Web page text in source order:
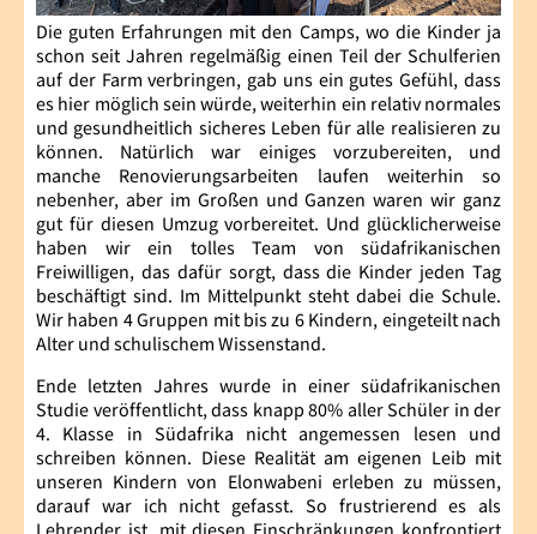
Die guten Erfahrungen mit den Camps, wo die Kinder ja
schon seit Jahren regelmäßig einen Teil der Schulferien
auf der Farm verbringen, gab uns ein gutes Gefühl, dass
es hier möglich sein würde, weiterhin ein relativ normales
und gesundheitlich sicheres Leben für alle realisieren zu
können. Natürlich war einiges vorzubereiten, und
manche Renovierungsarbeiten laufen weiterhin so
nebenher, aber im Großen und Ganzen waren wir ganz
gut für diesen Umzug vorbereitet. Und glücklicherweise
haben wir ein tolles Team von südafrikanischen
Freiwilligen, das dafür sorgt, dass die Kinder jeden Tag
beschäftigt sind. Im Mittelpunkt steht dabei die Schule.
Wir haben 4 Gruppen mit bis zu 6 Kindern, eingeteilt nach
Alter und schulischem Wissenstand.
Ende letzten Jahres wurde in einer südafrikanischen
Studie veröffentlicht, dass knapp 80% aller Schüler in der
4. Klasse in Südafrika nicht angemessen lesen und
schreiben können. Diese Realität am eigenen Leib mit
unseren Kindern von Elonwabeni erleben zu müssen,
darauf war ich nicht gefasst. So frustrierend es als